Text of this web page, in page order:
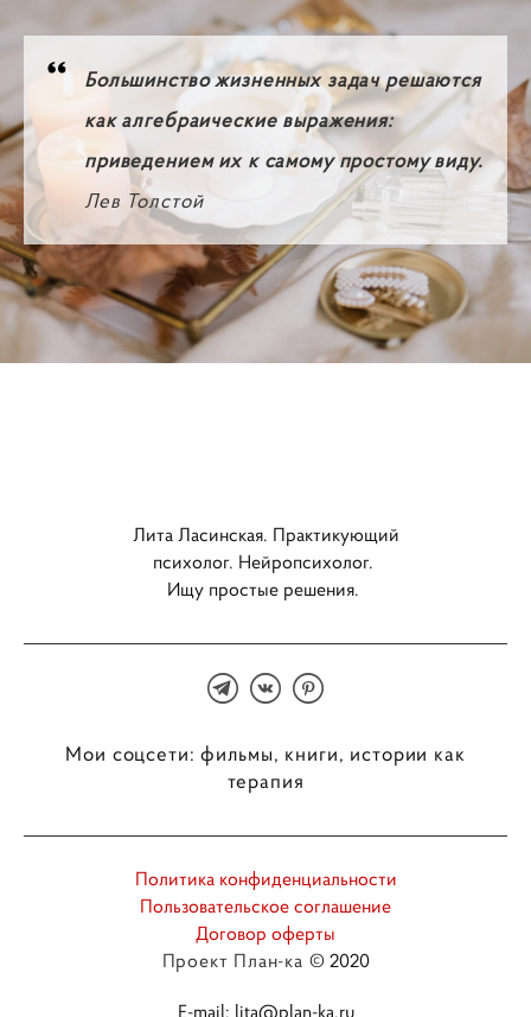
Большинство жизненных задач решаются
как алгебраические выражения:
приведением их к самому простому виду.
Лев Толстой
Лита Ласинская. Практикующий
психолог. Нейропсихолог.
Ищу простые решения.
Мои соцсети: фильмы, книги, истории как
терапия
Политика конфиденциальности
Пользовательское соглашение
Договор оферты
Проект План-ка © 2020
E-mail: lita@plan-ka.ru